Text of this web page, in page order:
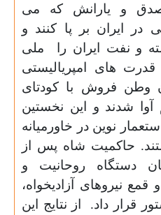
و یارانش که می
در ایران بر پا کنند و
و نفت ایران را
ملی
های امپریالیستی
وطن فروش با کودتای
آوا شدند و این نخستین
نوین در خاورمیانه
حاکمیت شاه پس از
دستگاه روحانیت و
و قمع نیروهای آزادیخواه،
قرار داد.
از نتایج این